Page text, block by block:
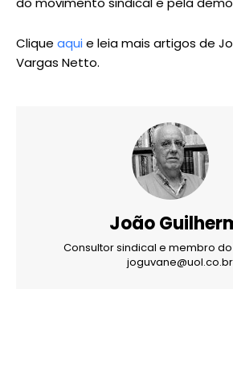
Clique aquie leia mais artigos de
Vargas Netto.
João
Consultor sindical e membro
joguvane@uol.co.br